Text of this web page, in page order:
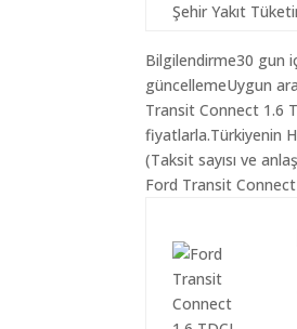
Şehir Yakıt
Bilgilendirme30 gun
güncellemeUygun
Transit Connect 1.6
fiyatlarla.Türkiyenin
(Taksit sayısı ve
Ford Transit Connect